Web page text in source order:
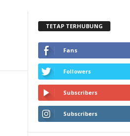
TETAP TERHUBUNG
Fans
Followers
Subscribers
Subscribers